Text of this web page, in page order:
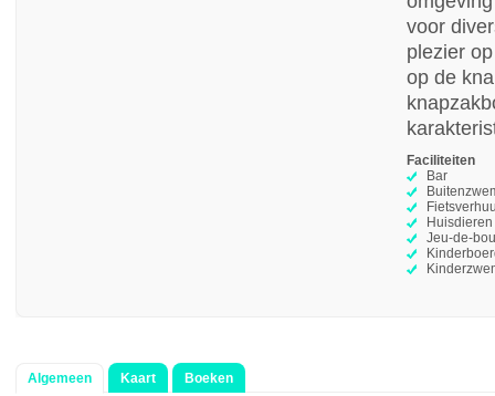
voor
plezier
op de
Faciliteiten
Bar
Jeu-de-
Algemeen Kaart Boeken